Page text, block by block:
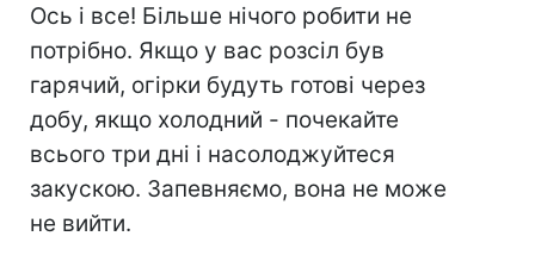
Ось і все! Більше нічого робити не
потрібно. Якщо у вас розсіл був
гарячий, огірки будуть готові через
добу, якщо холодний - почекайте
всього три дні і насолоджуйтеся
закускою. Запевняємо, вона не може
не вийти.